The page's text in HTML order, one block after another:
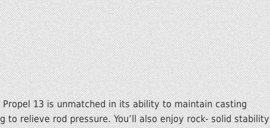
13 is unmatched in its ability to maintain casting
relieve rod pressure. You’ll also enjoy rock- solid stability